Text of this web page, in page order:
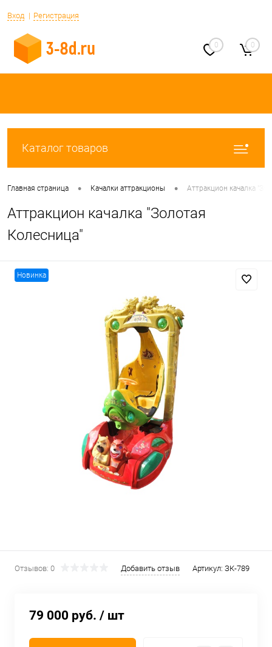
Вход Регистрация
0 0
Каталог товаров
Главная страница • Качалки аттракционы • Аттракцион качалка
Аттракцион качалка "Золотая
Колесница"
Новинка
Отзывов: 0 Добавить отзыв Артикул: ЗК-789
79 000 руб. / шт